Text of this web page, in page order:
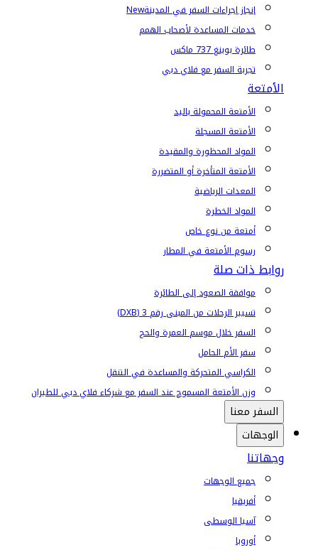
إنجاز إجراءات السفر في المدينةNew
خدمات المساعدة لأصحاب الهمم
طائرة بوينغ 737 ماكس
تجربة السفر مع فلاي دبي
الأمتعة
الأمتعة المحمولة باليد
الأمتعة المسجلة
المواد المحظورة والمقيدة
الأمتعة المتأخرة أو المتضررة
المعدات الرياضية
المواد الخطرة
أمتعة من نوع خاص
رسوم الأمتعة في المطار
روابط ذات صلة
موافقة الصعود إلى الطائرة
تسيير الرحلات من المبنى رقم 3 (DXB)
السفر خلال موسم العمرة والحج
سفر الأم الحامل
الكراسي المتحركة والمساعدة في التنقل
وزن الأمتعة المسموح عند السفر مع شركاء فلاي دبي للطيران
السفر معنا
الوجهات
وجهاتنا
جميع الوجهات
أفريقيا
آسيا الوسطى
أوروبا